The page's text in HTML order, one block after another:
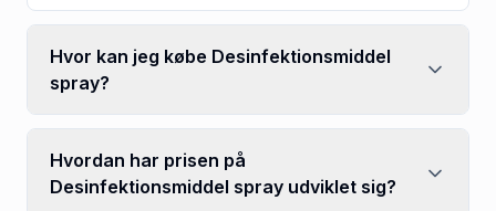
Hvor kan jeg købe Desinfektionsmiddel
spray?
Hvordan har prisen på
Desinfektionsmiddel spray udviklet sig?